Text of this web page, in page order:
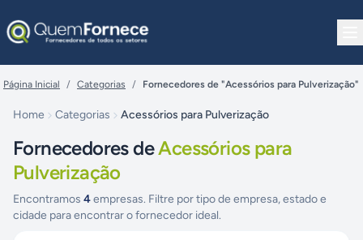
Página Inicial / Categorias / Fornecedores de "Acessórios para Pulverização"
Home Categorias Acessórios para Pulverização
Fornecedores deAcessórios para
Pulverização
Encontramos 4empresas. Filtre por tipo de empresa, estado e
cidade para encontrar o fornecedor ideal.